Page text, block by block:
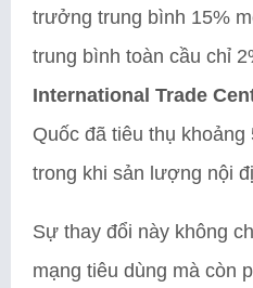
trưởng trung bình 15%
trung bình toàn cầu chỉ
International Trade
Quốc đã tiêu thụ
trong khi sản lượng nội
Sự thay đổi này không
mạng tiêu dùng mà còn